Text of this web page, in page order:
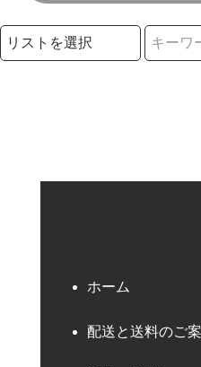
検索リストの選択
ホーム
配送と送料のご